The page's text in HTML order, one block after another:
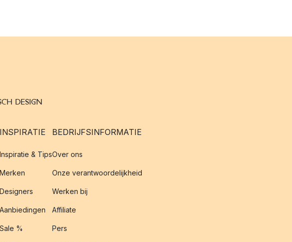
DESIGN
INSPIRATIE
Inspiratie & Tips
Merken
Designers
Aanbiedingen
Sale %
BEDRIJFSINFORMATIE
Over ons
Onze verantwoordelijkheid
Werken bij
Affiliate
Pers